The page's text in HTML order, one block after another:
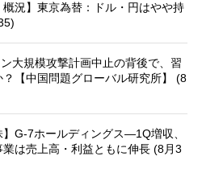
況】東京為替：ドル・円はやや持
大規模攻撃計画中止の背後で、習
【中国問題グローバル研究所】 (8
G-7ホールディングス—1Q増収、
は売上高・利益ともに伸長 (8月3